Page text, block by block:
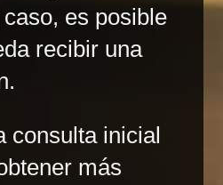
es posible
recibir una
consulta inicial
más